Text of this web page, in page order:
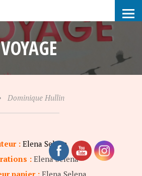
VOYAGE
Dominique Hullin
: Elena Selena
:Elena Selena
papier :Elena Selena